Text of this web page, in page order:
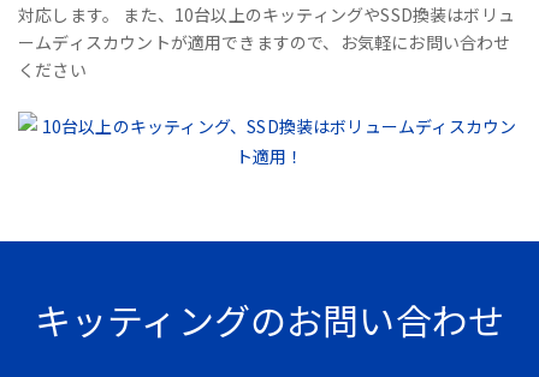
対応します。 また、10台以上のキッティングやSSD換装はボリュ
ームディスカウントが適用できますので、お気軽にお問い合わせ
ください
キッティングのお問い合わせ